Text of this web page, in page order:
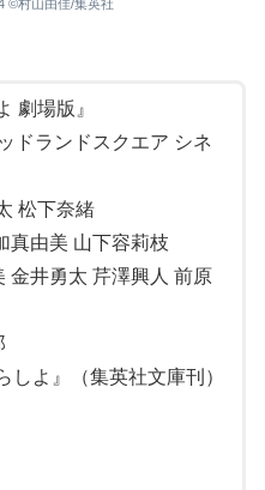
©村山由佳/集英社
劇場版』
ドランドスクエア シネ
松下奈緒
真由美 山下容莉枝
金井勇太 芹澤興人 前原
よ』（集英社文庫刊）